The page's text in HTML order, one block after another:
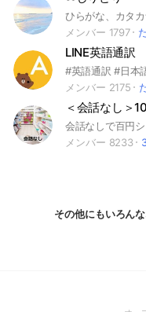
する誹謗中傷、ヘイト
つな内容を含む投稿や
を禁止しています。 お問い合わせがございましたら、お問い
合わせフォームからお
関するお問い合わせに
答ができかねることをご了承くだ
方へ こちらの
ています。一日の回
す。一度お試し
メンバー 1797
LINE英語通訳
メンバー 2175
＜会話なし＞
メンバー 8233
その他にもいろん